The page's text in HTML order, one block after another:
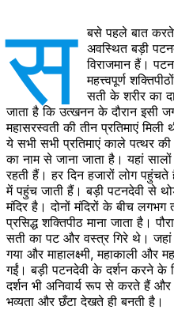
स
बसे पहले बात करते
अवस्थित बड़ी
विराजमान हैं।
महत्त्वपूर्ण
सती के शरीर का
जाता है कि उत्खनन के दौरान इसी
महासरस्वती की तीन प्रतिमाएं मिली
ये सभी सभी प्रतिमाएं काले पत्थर
का नाम से जाना जाता है। यहां
रहती हैं। हर दिन हजारों लोग
में पहुंच जाती हैं। बड़ी पटनदेवी से
मंदिर है। दोनों मंदिरों के बीच
प्रसिद्ध शक्तिपीठ माना जाता है।
सती का पट और वस्त्र गिरे थे। जहां
गया और माहालक्ष्मी, महाकाली और
गईं। बड़ी पटनदेवी के दर्शन करने के
दर्शन भी अनिवार्य रूप से करते हैं और
भव्यता और छँटा देखते ही बनती है।